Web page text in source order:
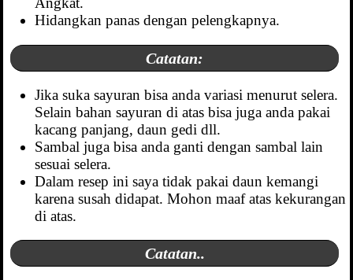
Hidangkan panas dengan pelengkapnya.
Catatan:
Jika suka sayuran bisa anda variasi menurut selera.
Selain bahan sayuran di atas bisa juga anda pakai
kacang panjang, daun gedi dll.
Sambal juga bisa anda ganti dengan sambal lain
sesuai selera.
Dalam resep ini saya tidak pakai daun kemangi
karena susah didapat. Mohon maaf atas kekurangan
di atas.
Catatan..